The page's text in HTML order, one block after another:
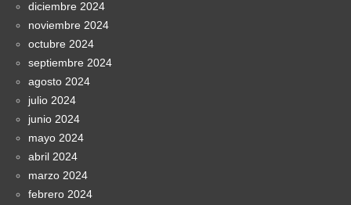
diciembre 2024
noviembre 2024
octubre 2024
septiembre 2024
agosto 2024
julio 2024
junio 2024
mayo 2024
abril 2024
marzo 2024
febrero 2024